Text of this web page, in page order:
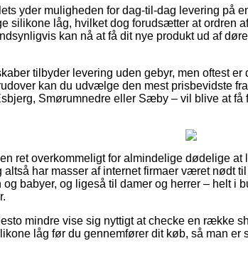
yder muligheden for dag-til-dag levering på
silikone låg, hvilket dog forudsætter at ordren
kan nå at få dit nye produkt ud af
tilbyder levering uden gebyr, men oftest
kan du udvælge den mest prisbevidste
Smørumnedre eller Sæby – vil blive at få
ret overkommeligt for almindelige dødelige
altså har masser af internet firmaer været nødt
og babyer, og ligeså til damer og herrer – helt i
mindre vise sig nyttigt at checke en række
låg før du gennemfører dit køb, så man er